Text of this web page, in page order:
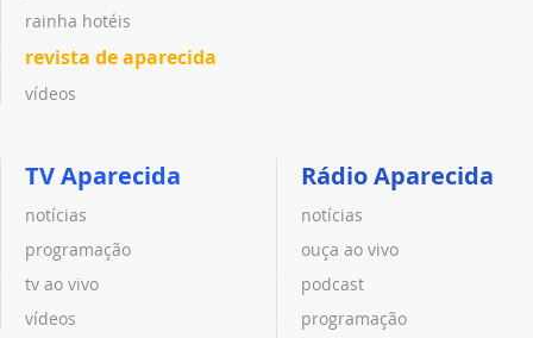
rainha hotéis
revista de aparecida
vídeos
TV Aparecida
notícias
programação
tv ao vivo
vídeos
Rádio Aparecida
notícias
ouça ao vivo
podcast
programação